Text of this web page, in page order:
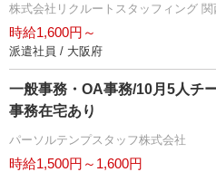
株式会社リクルートスタッフィング 関
時給1,600円～
派遣社員 / 大阪府
一般事務・OA事務/10月5人チ
事務在宅あり
パーソルテンプスタッフ株式会社
時給1,500円～1,600円